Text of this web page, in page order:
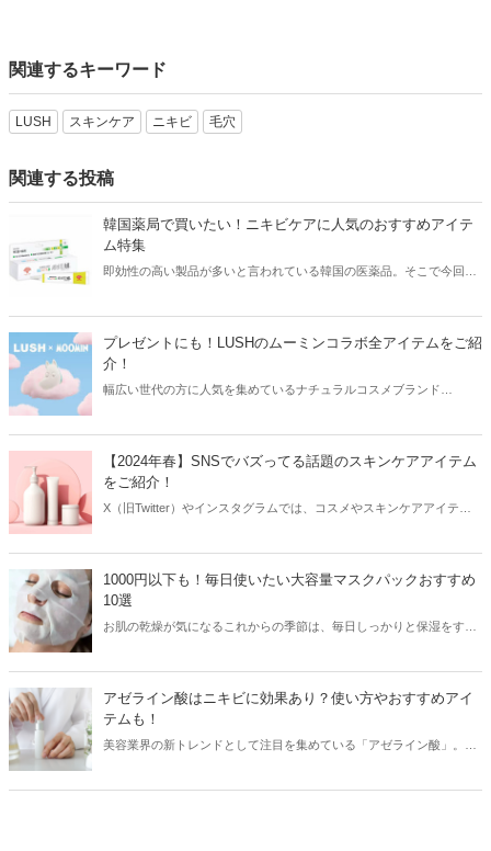
関連するキーワード
LUSH スキンケア ニキビ 毛穴
関連する投稿
韓国薬局で買いたい！ニキビケアに人気のおすすめアイテ
ム特集
即効性の高い製品が多いと言われている韓国の医薬品。そこで今回は
う。
プレゼントにも！LUSHのムーミンコラボ全アイテムをご紹
介！
幅広い世代の方に人気を集めているナチュラルコスメブランド
す。
【2024年春】SNSでバズってる話題のスキンケアアイテム
をご紹介！
X（旧Twitter）やインスタグラムでは、コスメやスキンケアアイテム
SNSをチェックしているはず！そこで今回はSNSでバズってる話題の
スキンケアアイテムをご紹介します。
1000円以下も！毎日使いたい大容量マスクパックおすすめ
10選
お肌の乾燥が気になるこれからの季節は、毎日しっかりと保湿をする
アゼライン酸はニキビに効果あり？使い方やおすすめアイ
テムも！
美容業界の新トレンドとして注目を集めている「アゼライン酸」。ニ